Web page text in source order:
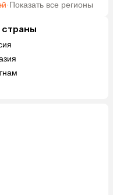
·Показать все регионы
страны